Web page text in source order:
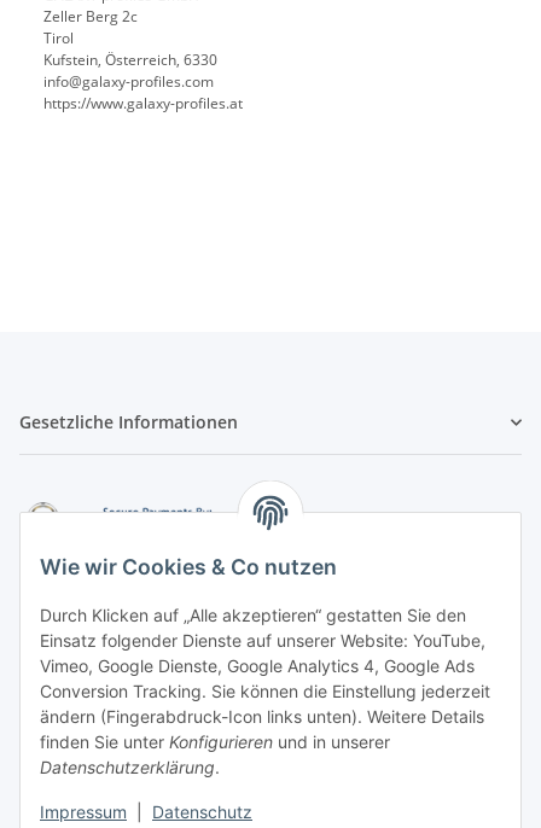
Wie wir Cookies & Co nutzen
Durch Klicken auf „Alle akzeptieren“ gestatten Sie den
Einsatz folgender Dienste auf unserer Website: YouTube,
Vimeo, Google Dienste, Google Analytics 4, Google Ads
Conversion Tracking. Sie können die Einstellung jederzeit
ändern (Fingerabdruck-Icon links unten). Weitere Details
finden Sie unter Konfigurieren und in unserer
Datenschutzerklärung.
Impressum Datenschutz
Zeller Berg 2c
Tirol
Kufstein, Österreich, 6330
info@galaxy-profiles.com
https://www.galaxy-profiles.at
Gesetzliche Informationen
Vorkasse per Überweisung
Zahlung per PayPal
Zahlung per Google Pay (PayPal)
Zahlung per Apple Pay (PayPal)
Zahlung per amazon payments
FAQ